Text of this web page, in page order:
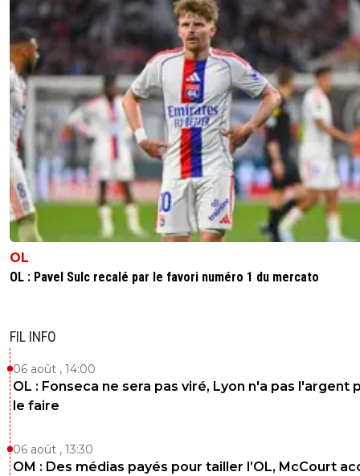
OL
OL : Pavel Sulc recalé par le favori numéro 1 du mercato
FIL INFO
06 août , 14:00
OL : Fonseca ne sera pas viré, Lyon n'a pas l'argent
le faire
06 août , 13:30
OM : Des médias payés pour tailler l’OL, McCourt